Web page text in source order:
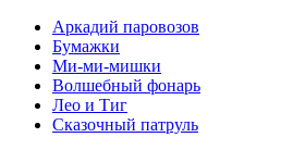
Аркадий паровозов
Бумажки
Ми-ми-мишки
Волшебный фонарь
Лео и Тиг
Сказочный патруль